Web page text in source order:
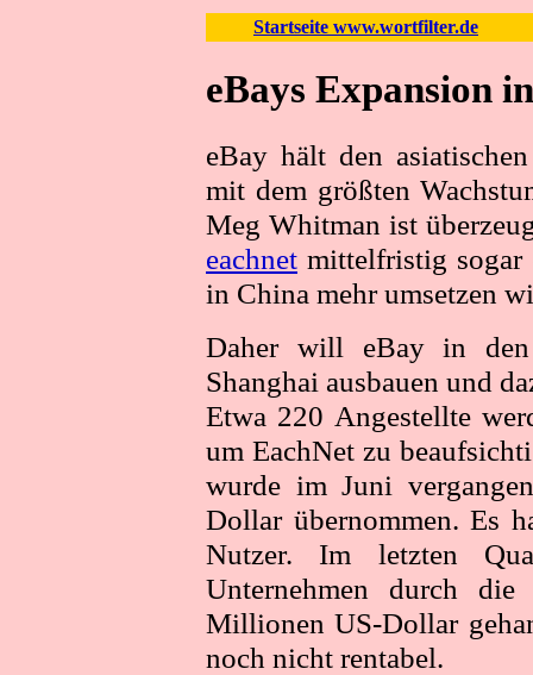
Startseite www.wortfilter.de
eBays Expansion
eBay hält den
mit dem größten
Meg Whitman ist
eachnet mittelfristig sogar
in China mehr umsetzen
Daher will eBay in den
Shanghai ausbauen und
Etwa 220 Angestellte
um EachNet zu
wurde im Juni
Dollar übernommen. Es
Nutzer. Im letzten
Unternehmen durch
Millionen US-Dollar
noch nicht rentabel.